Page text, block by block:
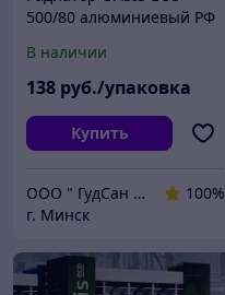
500/80 алюминиевый РФ
В наличии
138 руб./упаковка
Купить
ООО " ГудСан " сантехника, отопление
100%
г. Минск